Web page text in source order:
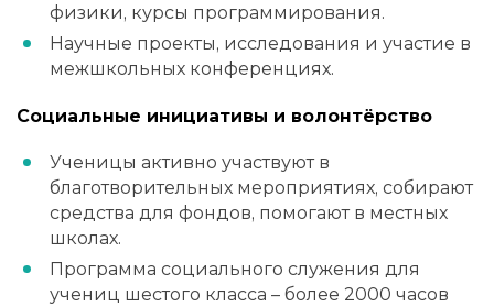
физики, курсы программирования.
Научные проекты, исследования и участие в
межшкольных конференциях.
Социальные инициативы и волонтёрство
Ученицы активно участвуют в
благотворительных мероприятиях, собирают
средства для фондов, помогают в местных
школах.
Программа социального служения для
учениц шестого класса – более 2000 часов